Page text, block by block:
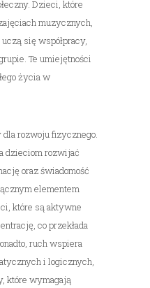
Dzieci, które
muzycznych,
się współpracy,
Te umiejętności
życia w
rozwoju fizycznego.
dzieciom rozwijać
oraz świadomość
elementem
które są aktywne
co przekłada
ruch wspiera
i logicznych,
które wymagają